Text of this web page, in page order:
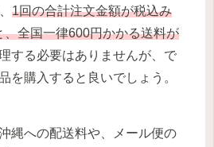
1回の合計注文金額が税込み
全国一律600円かかる送料が
する必要はありませんが、で
を購入すると良いでしょう。
縄への配送料や、メール便の